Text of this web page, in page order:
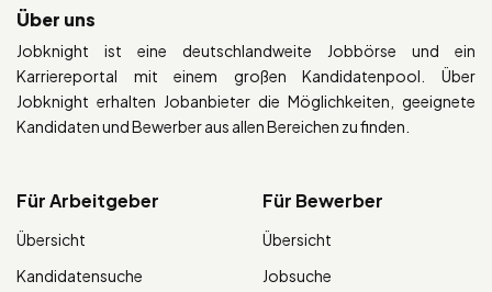
Über uns
Jobknight ist eine deutschlandweite Jobbörse und ein
Karriereportal mit einem großen Kandidatenpool. Über
Jobknight erhalten Jobanbieter die Möglichkeiten, geeignete
Kandidaten und Bewerber aus allen Bereichen zu finden.
Für Arbeitgeber
Übersicht
Kandidatensuche
Für Bewerber
Übersicht
Jobsuche